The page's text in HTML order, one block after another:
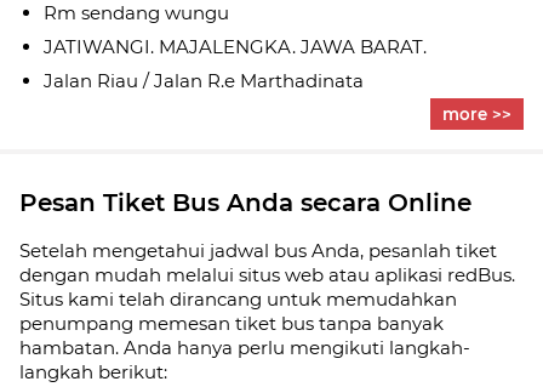
Rm sendang wungu
JATIWANGI. MAJALENGKA. JAWA BARAT.
Jalan Riau / Jalan R.e Marthadinata
more >>
Pesan Tiket Bus Anda secara Online
Setelah mengetahui jadwal bus Anda, pesanlah tiket
dengan mudah melalui situs web atau aplikasi redBus.
Situs kami telah dirancang untuk memudahkan
penumpang memesan tiket bus tanpa banyak
hambatan. Anda hanya perlu mengikuti langkah-
langkah berikut: